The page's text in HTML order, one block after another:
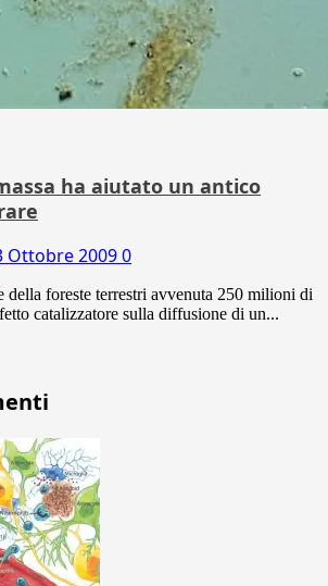
ha aiutato un antico
Ottobre 20090
della foreste terrestri avvenuta 250 milioni di
catalizzatore sulla diffusione di un...